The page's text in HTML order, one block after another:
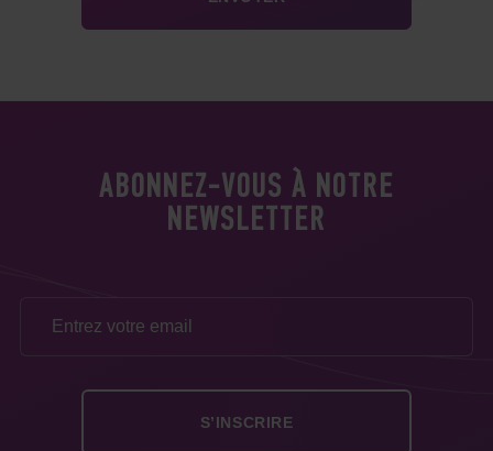
ABONNEZ-VOUS À NOTRE
NEWSLETTER